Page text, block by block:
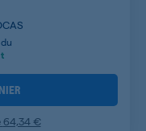
64,34 €